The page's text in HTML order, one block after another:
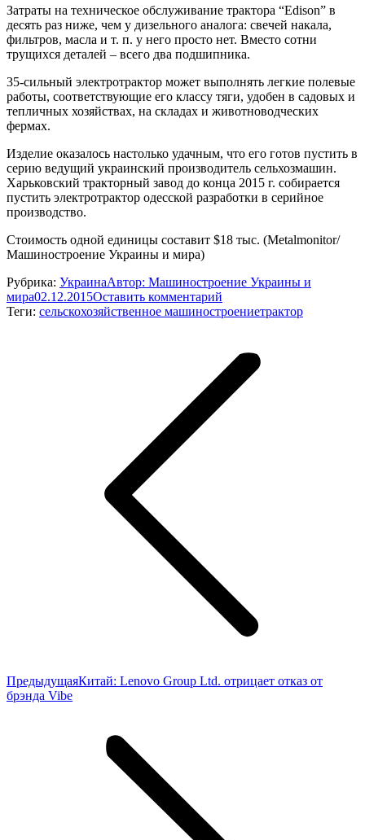
Затраты на техническое обслуживание трактора “Edison” в
десять раз ниже, чем у дизельного аналога: свечей накала,
фильтров, масла и т. п. у него просто нет. Вместо сотни
трущихся деталей – всего два подшипника.
35-сильный электротрактор может выполнять легкие полевые
работы, соответствующие его классу тяги, удобен в садовых и
тепличных хозяйствах, на складах и животноводческих
фермах.
Изделие оказалось настолько удачным, что его готов пустить в
серию ведущий украинский производитель сельхозмашин.
Харьковский тракторный завод до конца 2015 г. собирается
пустить электротрактор одесской разработки в серийное
производство.
Стоимость одной единицы составит $18 тыс. (Metalmonitor/
Машиностроение Украины и мира)
Рубрика: УкраинаАвтор: Машиностроение Украины и
мира02.12.2015Оставить комментарий
Теги: сельскохозяйственное машиностроениетрактор
ПредыдущаяПредыдущая
Китай: Lenovo Group Ltd. отрицает отказ от
брэнда Vibe